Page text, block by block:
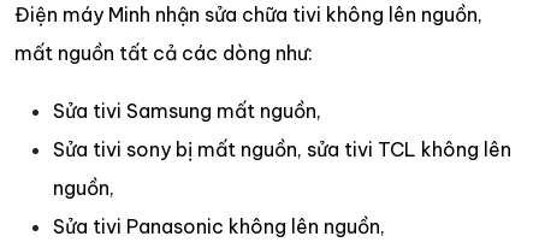
Điện máy Minh nhận sửa chữa tivi không lên nguồn,
mất nguồn tất cả các dòng như:
Sửa tivi Samsung mất nguồn,
Sửa tivi sony bị mất nguồn, sửa tivi TCL không lên
nguồn,
Sửa tivi Panasonic không lên nguồn,